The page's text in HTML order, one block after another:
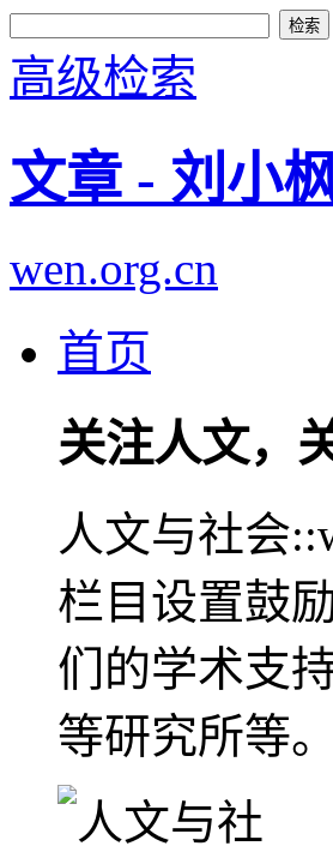
高级检索
文章 - 刘小
wen.org.cn
首页
关注人文，
人文与社会
栏目设置鼓
们的学术支
等研究所等。